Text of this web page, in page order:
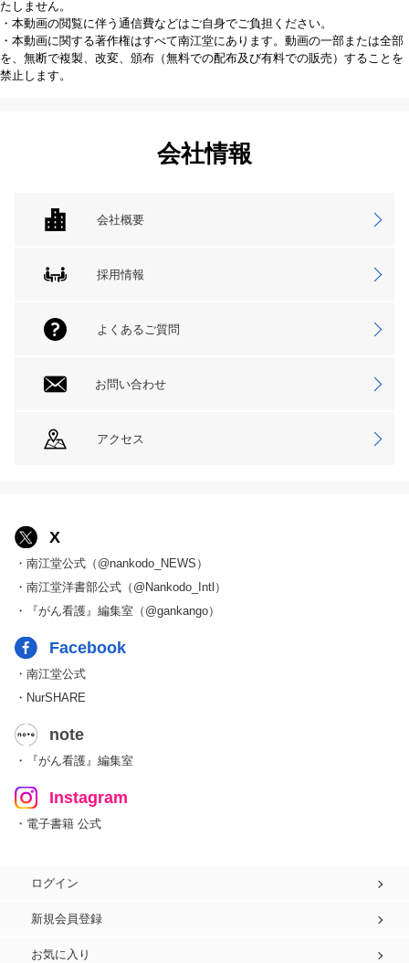
たしません。
・本動画の閲覧に伴う通信費などはご自身でご負担ください。
・本動画に関する著作権はすべて南江堂にあります。動画の一部または全部
を、無断で複製、改変、頒布（無料での配布及び有料での販売）することを
禁止します。
会社情報
会社概要
採用情報
よくあるご質問
お問い合わせ
アクセス
X
・南江堂公式（@nankodo_NEWS）
・南江堂洋書部公式（@Nankodo_Intl）
・『がん看護』編集室（@gankango）
Facebook
・南江堂公式
・NurSHARE
note
・『がん看護』編集室
Instagram
・電子書籍 公式
ログイン
新規会員登録
お気に入り